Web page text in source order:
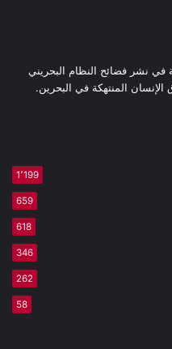
نشر فضائح النظام البحريني
المنتهكة في البحرين.
1٬199
659
618
346
262
58